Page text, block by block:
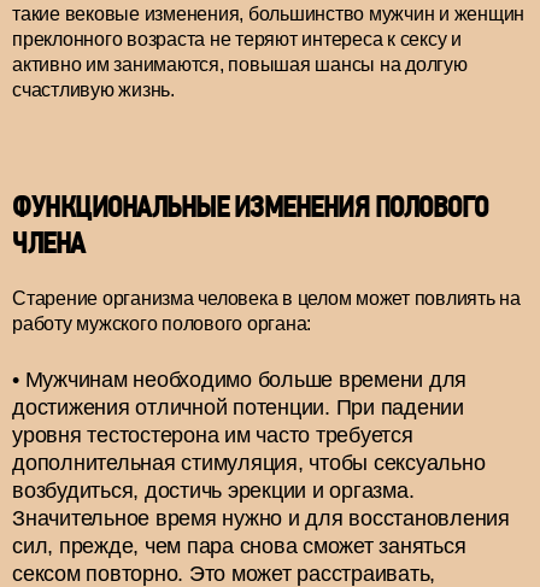
такие вековые изменения, большинство мужчин и женщин
преклонного возраста не теряют интереса к сексу и
активно им занимаются, повышая шансы на долгую
счастливую жизнь.
ФУНКЦИОНАЛЬНЫЕ ИЗМЕНЕНИЯ ПОЛОВОГО
ЧЛЕНА
Старение организма человека в целом может повлиять на
работу мужского полового органа:
Мужчинам необходимо больше времени для
достижения отличной потенции. При падении
уровня тестостерона им часто требуется
дополнительная стимуляция, чтобы сексуально
возбудиться, достичь эрекции и оргазма.
Значительное время нужно и для восстановления
сил, прежде, чем пара снова сможет заняться
сексом повторно. Это может расстраивать,